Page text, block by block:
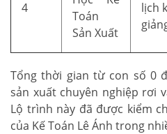
4
Toán
Sản Xuất
lịch
Tổng thời gian từ con số 0
sản xuất chuyên nghiệp rơi
Lộ trình này đã được kiểm
của Kế Toán Lê Ánh trong